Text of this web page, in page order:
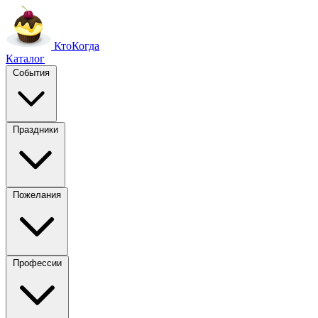
КтоКогда
Каталог
События
Праздники
Пожелания
Профессии